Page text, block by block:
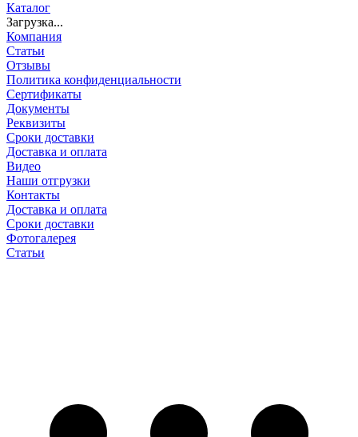
Каталог
Загрузка...
Компания
Статьи
Отзывы
Политика конфиденциальности
Сертификаты
Документы
Реквизиты
Сроки доставки
Доставка и оплата
Видео
Наши отгрузки
Контакты
Доставка и оплата
Сроки доставки
Фотогалерея
Статьи